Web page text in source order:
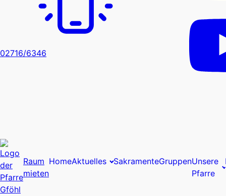
02716/6346
Raum
mieten
HomeAktuelles SakramenteGruppenUnsere
Pfarre